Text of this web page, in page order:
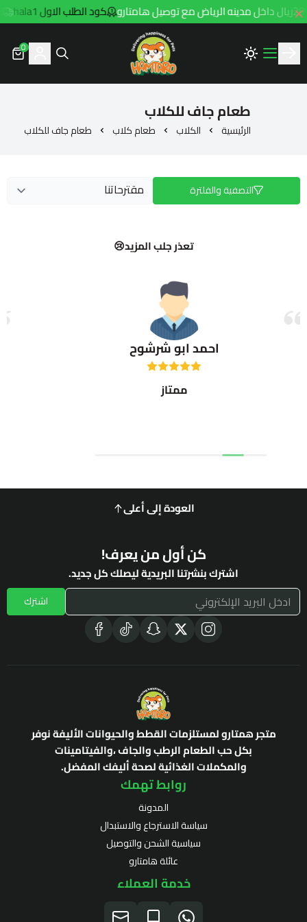
كود الطلب الاول hala1
Hamtaro
0
طعام جاف للكلاب
الرئيسية الكلاب طعام كلاب طعام جاف للكلاب
التصفية والفلترة
تعذر جلب المزيد😢
العودة إلى أعلى
كن أول من يعرف!
اشترك بنشرتنا البريدية ليصلك كل جديد.
اشترك
متجر همتارو لمستلزمات القطط والحيوانات الأليفة نوفر
بكل حب الطعام الرطب والجاف ،والفيتامينات
والمكملات الغذائية لصحة أليفك المفضل.
روابط تهمك
المدونة
سياسة الاسترجاع والاستبدال
سياسية الشحن والتوصيل
عائلة هامتارو
خدمة العملاء